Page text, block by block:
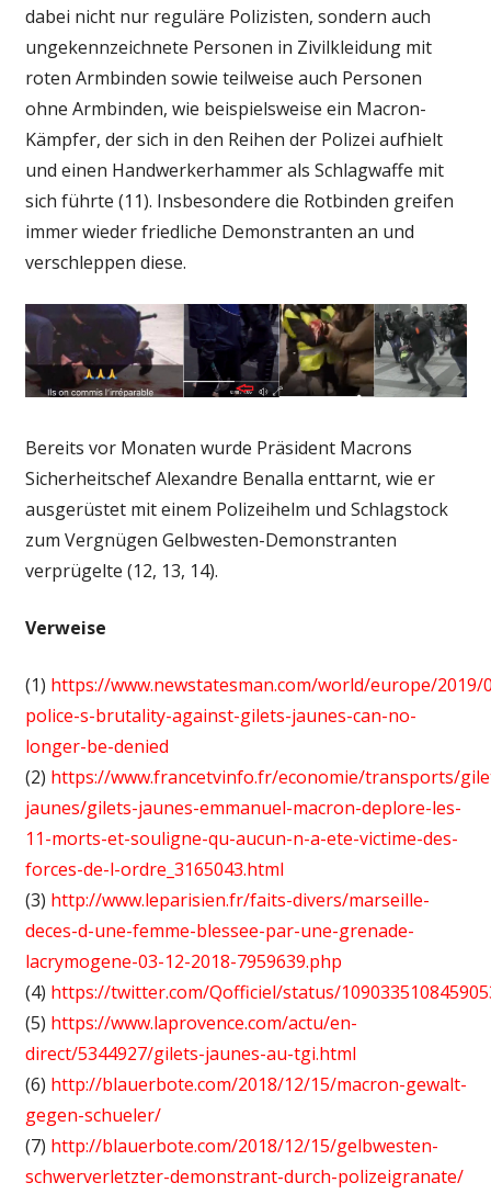
dabei nicht nur reguläre Polizisten, sondern auch
ungekennzeichnete Personen in Zivilkleidung mit
roten Armbinden sowie teilweise auch Personen
ohne Armbinden, wie beispielsweise ein Macron-
Kämpfer, der sich in den Reihen der Polizei aufhielt
und einen Handwerkerhammer als Schlagwaffe mit
sich führte (11). Insbesondere die Rotbinden greifen
immer wieder friedliche Demonstranten an und
verschleppen diese.
Bereits vor Monaten wurde Präsident Macrons
Sicherheitschef Alexandre Benalla enttarnt, wie er
ausgerüstet mit einem Polizeihelm und Schlagstock
zum Vergnügen Gelbwesten-Demonstranten
verprügelte (12, 13, 14).
Verweise
(1) https://www.newstatesman.com/world/europe/2019/
police-s-brutality-against-gilets-jaunes-can-no-
longer-be-denied
(2) https://www.francetvinfo.fr/economie/transports/
jaunes/gilets-jaunes-emmanuel-macron-deplore-les-
11-morts-et-souligne-qu-aucun-n-a-ete-victime-des-
forces-de-l-ordre_3165043.html
(3) http://www.leparisien.fr/faits-divers/marseille-
deces-d-une-femme-blessee-par-une-grenade-
lacrymogene-03-12-2018-7959639.php
(4) https://twitter.com/Qofficiel/status/
(5) https://www.laprovence.com/actu/en-
direct/5344927/gilets-jaunes-au-tgi.html
(6) http://blauerbote.com/2018/12/15/macron-gewalt-
gegen-schueler/
(7) http://blauerbote.com/2018/12/15/gelbwesten-
schwerverletzter-demonstrant-durch-polizeigranate/